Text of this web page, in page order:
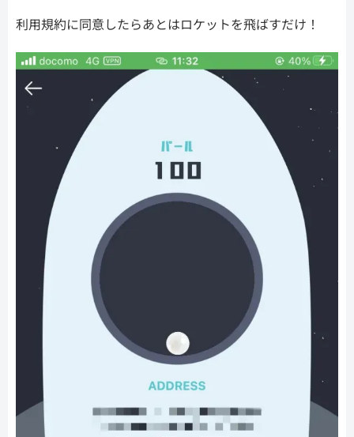
利用規約に同意したらあとはロケットを飛ばすだけ！